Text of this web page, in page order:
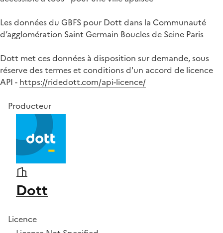
Les données du GBFS pour Dott dans la Communauté
d’agglomération Saint Germain Boucles de Seine Paris
Dott met ces données à disposition sur demande, sous
réserve des termes et conditions d'un accord de licence
API - https://ridedott.com/api-licence/
Producteur
Dott
Licence